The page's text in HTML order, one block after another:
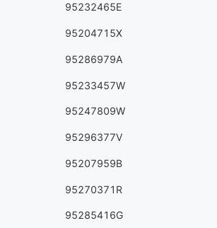
95232465E
95204715X
95286979A
95233457W
95247809W
95296377V
95207959B
95270371R
95285416G